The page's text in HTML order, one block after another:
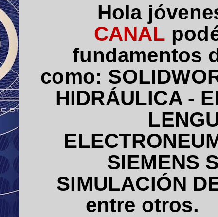
Hola
CANAL
fundamentos
como:
HIDRÁULICA -
SIEMENS
SIMULACIÓN
entre otros.